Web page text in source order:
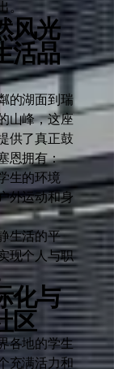
。
风光
活品
的湖面到瑞
山峰，这座
供了真正鼓
恩拥有：
生的环境
外运动和身
生活的平
现个人与职
化与
区
各地的学生
充满活力和